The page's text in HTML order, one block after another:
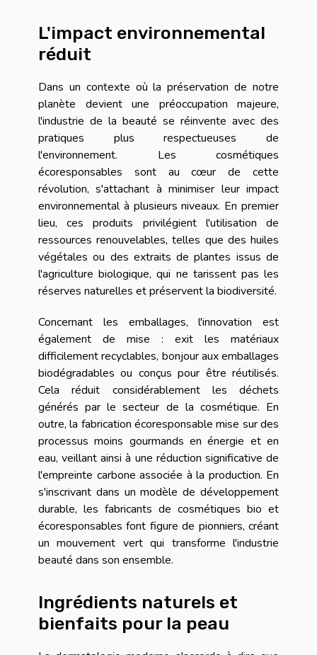
L'impact environnemental
réduit
Dans un contexte où la préservation de notre
planète devient une préoccupation majeure,
l'industrie de la beauté se réinvente avec des
pratiques plus respectueuses de
l'environnement. Les cosmétiques
écoresponsables sont au cœur de cette
révolution, s'attachant à minimiser leur impact
environnemental à plusieurs niveaux. En premier
lieu, ces produits privilégient l'utilisation de
ressources renouvelables, telles que des huiles
végétales ou des extraits de plantes issus de
l'agriculture biologique, qui ne tarissent pas les
réserves naturelles et préservent la biodiversité.
Concernant les emballages, l'innovation est
également de mise : exit les matériaux
difficilement recyclables, bonjour aux emballages
biodégradables ou conçus pour être réutilisés.
Cela réduit considérablement les déchets
générés par le secteur de la cosmétique. En
outre, la fabrication écoresponsable mise sur des
processus moins gourmands en énergie et en
eau, veillant ainsi à une réduction significative de
l'empreinte carbone associée à la production. En
s'inscrivant dans un modèle de développement
durable, les fabricants de cosmétiques bio et
écoresponsables font figure de pionniers, créant
un mouvement vert qui transforme l'industrie
beauté dans son ensemble.
Ingrédients naturels et
bienfaits pour la peau